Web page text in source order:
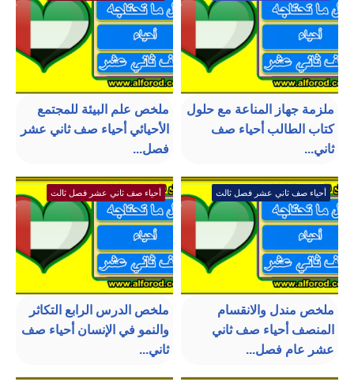
ملزمة جهاز المناعة مع حلول
كتاب الطالب أحياء صف
ثاني...
ملخص علم البيئة للمجتمع
الأحيائي أحياء صف ثاني عشر
فصل...
أحياء صف ثاني عشر فصل ثالث
ملخص مندل والانقسام
المنصف أحياء صف ثاني
عشر عام فصل...
أحياء صف ثاني عشر فصل ثالث
ملخص الدرس الرابع التكاثر
والنمو في الإنسان أحياء صف
ثاني...